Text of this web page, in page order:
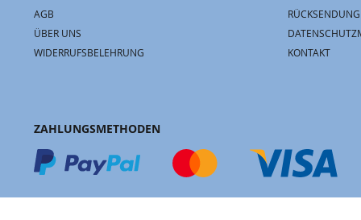
AGB
ÜBER UNS
WIDERRUFSBELEHRUNG
KONTAKT
ZAHLUNGSMETHODEN